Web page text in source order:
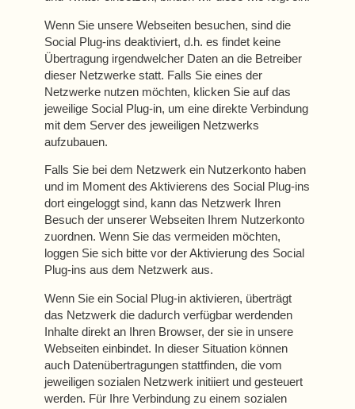
Wenn Sie unsere Webseiten besuchen, sind die
Social Plug-ins deaktiviert, d.h. es findet keine
Übertragung irgendwelcher Daten an die Betreiber
dieser Netzwerke statt. Falls Sie eines der
Netzwerke nutzen möchten, klicken Sie auf das
jeweilige Social Plug-in, um eine direkte Verbindung
mit dem Server des jeweiligen Netzwerks
aufzubauen.
Falls Sie bei dem Netzwerk ein Nutzerkonto haben
und im Moment des Aktivierens des Social Plug-ins
dort eingeloggt sind, kann das Netzwerk Ihren
Besuch der unserer Webseiten Ihrem Nutzerkonto
zuordnen. Wenn Sie das vermeiden möchten,
loggen Sie sich bitte vor der Aktivierung des Social
Plug-ins aus dem Netzwerk aus.
Wenn Sie ein Social Plug-in aktivieren, überträgt
das Netzwerk die dadurch verfügbar werdenden
Inhalte direkt an Ihren Browser, der sie in unsere
Webseiten einbindet. In dieser Situation können
auch Datenübertragungen stattfinden, die vom
jeweiligen sozialen Netzwerk initiiert und gesteuert
werden. Für Ihre Verbindung zu einem sozialen